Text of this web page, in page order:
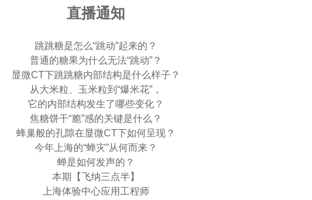
直播通知
跳跳糖是怎么“跳动”起来的？
普通的糖果为什么无法“跳动”？
显微CT下跳跳糖内部结构是什么样子？
从大米粒、玉米粒到“爆米花”，
它的内部结构发生了哪些变化？
焦糖饼干“脆”感的关键是什么？
蜂巢般的孔隙在显微CT下如何呈现？
今年上海的“蝉灾”从何而来？
蝉是如何发声的？
本期【飞纳三点半】
上海体验中心应用工程师